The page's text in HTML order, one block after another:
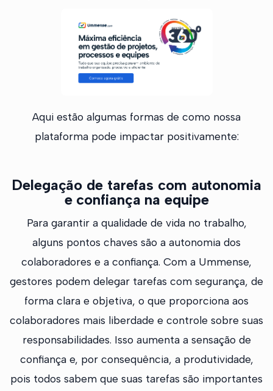
Aqui estão algumas formas de como nossa
plataforma pode impactar positivamente:
Delegação de tarefas com autonomia
e confiança na equipe
Para garantir a qualidade de vida no trabalho,
alguns pontos chaves são a autonomia dos
colaboradores e a confiança. Com a Ummense,
gestores podem delegar tarefas com segurança, de
forma clara e objetiva, o que proporciona aos
colaboradores mais liberdade e controle sobre suas
responsabilidades. Isso aumenta a sensação de
confiança e, por consequência, a produtividade,
pois todos sabem que suas tarefas são importantes